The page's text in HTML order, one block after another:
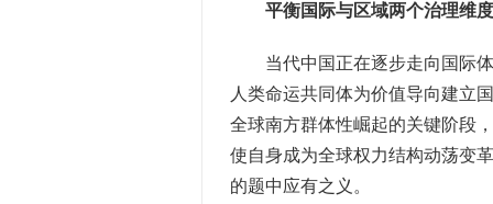
平衡国际与区域两个治理维度
当代中国正在逐步走向国际体
人类命运共同体为价值导向建立
全球南方群体性崛起的关键阶段
使自身成为全球权力结构动荡变
的题中应有之义。